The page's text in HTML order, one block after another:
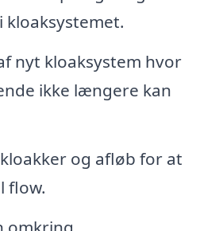
nyt kloaksystem hvor
ikke længere kan
og afløb for at
flow.